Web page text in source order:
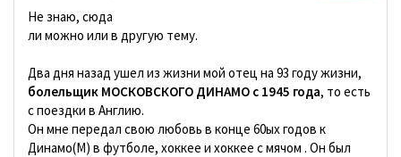
Не знаю, сюда
ли можно или в другую тему.
Два дня назад ушел из жизни мой отец на 93 году жизни,
болельщик МОСКОВСКОГО ДИНАМО с 1945 года, то есть
с поездки в Англию.
Он мне передал свою любовь в конце 60ых годов к
Динамо(М) в футболе, хоккее и хоккее с мячом . Он был